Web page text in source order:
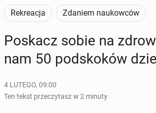
Rekreacja Zdaniem naukowców
Poskacz sobie na
nam 50 pod­sko­ków
4 LUTEGO, 09:00
Ten tekst przeczytasz w 2 minuty